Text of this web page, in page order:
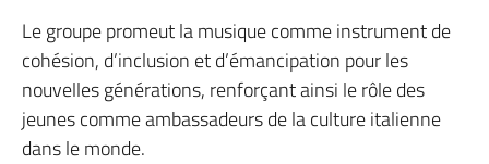
Le groupe promeut la musique comme instrument de
cohésion, d’inclusion et d’émancipation pour les
nouvelles générations, renforçant ainsi le rôle des
jeunes comme ambassadeurs de la culture italienne
dans le monde.